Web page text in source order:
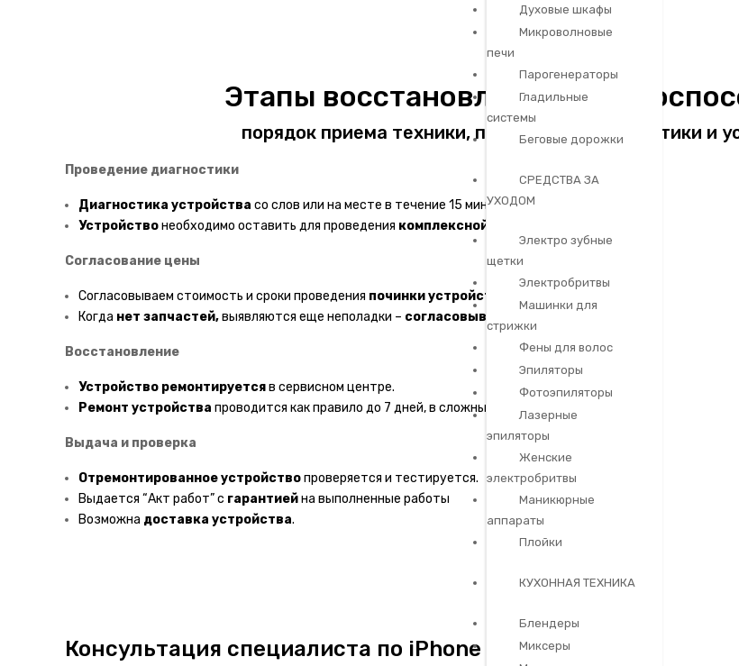
Духовые шкафы
Микроволновые
печи
Парогенераторы
Гладильные
системы
Беговые дорожки
СРЕДСТВА ЗА
УХОДОМ
Электро зубные
щетки
Электробритвы
Машинки для
стрижки
Фены для волос
Эпиляторы
Фотоэпиляторы
Лазерные
эпиляторы
Женские
электробритвы
Маникюрные
аппараты
Плойки
КУХОННАЯ ТЕХНИКА
Блендеры
Миксеры
Этапы восстановления
порядок приема техники, проведения диагностики и
Проведение диагностики
Диагностика устройства со слов или на месте в течение 15 мин.
Устройствонеобходимо оставить для проведения комплексной диагностики
Согласование цены
Согласовываем стоимость и сроки проведения починки устройства
Когда нет запчастей,выявляются еще неполадки – согласовываем
Восстановление
Устройство ремонтируетсяв сервисном центре.
Ремонт устройства проводится как правило до 7 дней, в сложных случаях до 25 дней.
Выдача и проверка
Отремонтированное устройствопроверяется и тестируется.
Выдается “Акт работ” с гарантиейна выполненные работы
Возможна доставка устройства.
Консультация специалиста по iPhone 11